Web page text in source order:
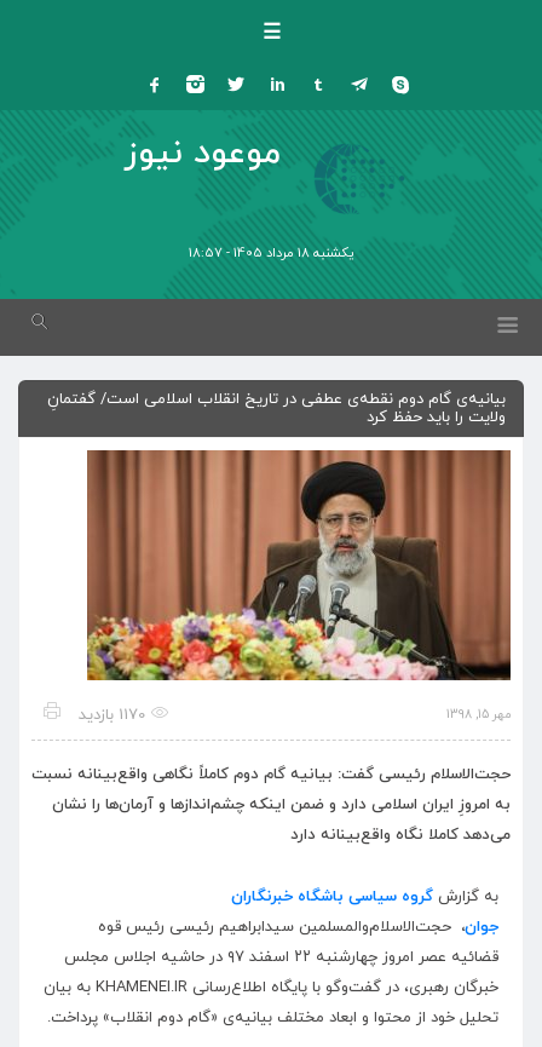
☰
موعود نیوز
یکشنبه 18 مرداد 1405 - 18:57
بیانیه‌ی گام دوم نقطه‌ی عطفی در تاریخ انقلاب اسلامی است/ گفتمانِ
ولایت را باید حفظ کرد
مهر 15, 1398 1170 بازدید
حجت‌الاسلام‌ رئیسی گفت: بیانیه گام دوم کاملاً نگاهی واقع‌بینانه نسبت
به امروزِ ایران اسلامی دارد و ضمن اینکه چشم‌اندازها و آرمان‌ها را نشان
می‌دهد کاملا نگاه واقع‌بینانه دارد
به گزارش گروه سیاسی باشگاه خبرنگاران
جوان، حجت‌الاسلام‌والمسلمین سیدابراهیم رئیسی رئیس قوه
قضائیه عصر امروز چهارشنبه ۲۲ اسفند ۹۷ در حاشیه اجلاس مجلس
خبرگان رهبری، در گفت‌وگو با پایگاه اطلاع‌رسانی KHAMENEI.IR به بیان
تحلیل خود از محتوا و ابعاد مختلف بیانیه‌ی «گام دوم انقلاب» پرداخت.